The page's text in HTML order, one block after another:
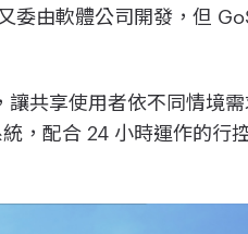
委由軟體公司開發，但
共享使用者依不同情境需
，配合 24 小時運作的行